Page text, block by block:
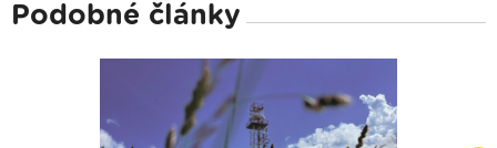
Podobné články